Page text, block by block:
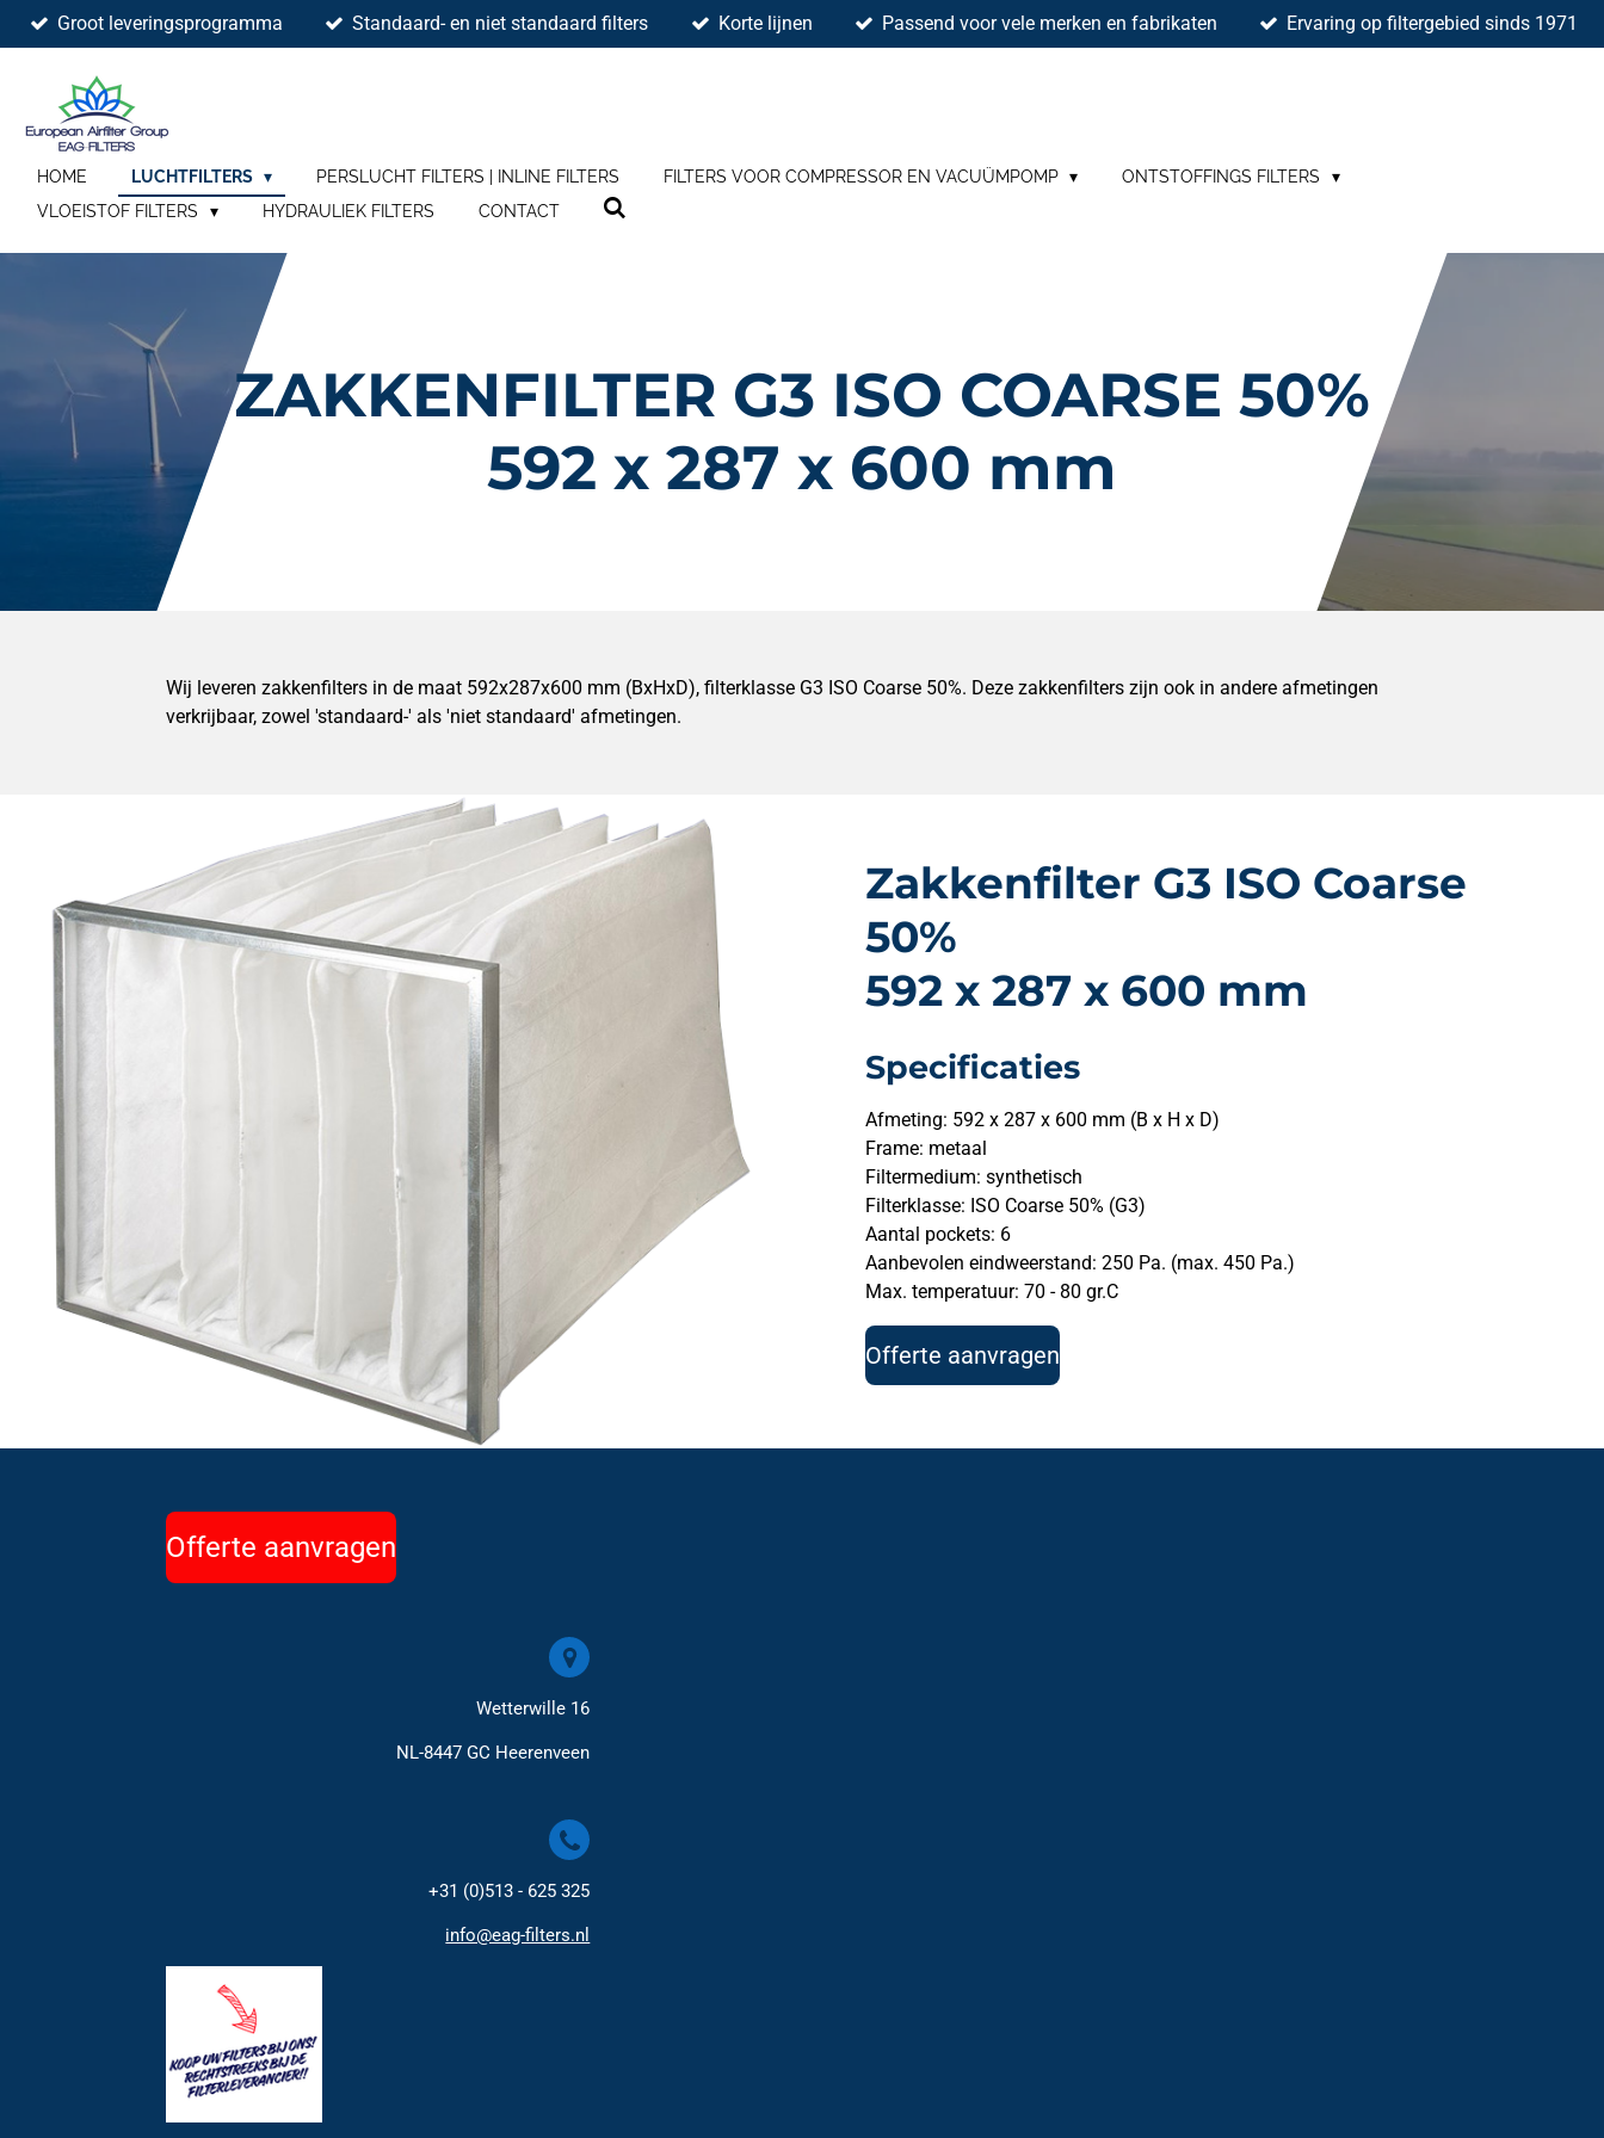
Ga
direct
hoofdinhoud
Groot leveringsprogramma Standaard- en niet standaard filters Korte lijnen Passend voor vele merken en fabrikaten Ervaring op filtergebied sinds 1971
HOME LUCHTFILTERS PERSLUCHT FILTERS | INLINE FILTERS FILTERS VOOR COMPRESSOR EN VACUÜMPOMP
ONTSTOFFINGS FILTERS
VLOEISTOF FILTERS
HYDRAULIEK FILTERS CONTACT
ZAKKENFILTER G3 ISO COARSE 50%
592 x 287 x 600 mm
Wij leveren zakkenfilters in de maat 592x287x600 mm (BxHxD), filterklasse G3 ISO Coarse 50%. Deze zakkenfilters zijn ook in andere afmetingen
verkrijbaar, zowel 'standaard-' als 'niet standaard' afmetingen.
Zakkenfilter G3 ISO Coarse
50%
592 x 287 x 600 mm
Specificaties
Afmeting: 592 x 287 x 600 mm (B x H x D)
Frame: metaal
Filtermedium: synthetisch
Filterklasse: ISO Coarse 50% (G3)
Aantal pockets: 6
Aanbevolen eindweerstand: 250 Pa. (max. 450 Pa.)
Max. temperatuur: 70 - 80 gr.C
Offerte aanvragen
Offerte aanvragen
Wetterwille 16
NL-8447 GC Heerenveen
+31 (0)513 - 625 325
info@eag-filters.nl